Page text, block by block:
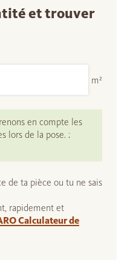
et trouver
m²
en compte les
lors de la pose. :
de ta pièce ou tu ne sais
rapidement et
Calculateur de